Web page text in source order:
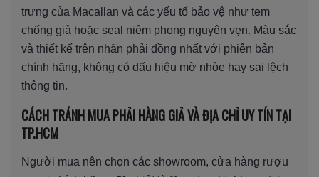
trưng của Macallan và các yếu tố bảo vệ như tem
chống giả hoặc seal niêm phong nguyên vẹn. Màu sắc
và thiết kế trên nhãn phải đồng nhất với phiên bản
chính hãng, không có dấu hiệu mờ nhòe hay sai lệch
thông tin.
CÁCH TRÁNH MUA PHẢI HÀNG GIẢ VÀ ĐỊA CHỈ UY TÍN TẠI
TP.HCM
Người mua nên chọn các showroom, cửa hàng rượu